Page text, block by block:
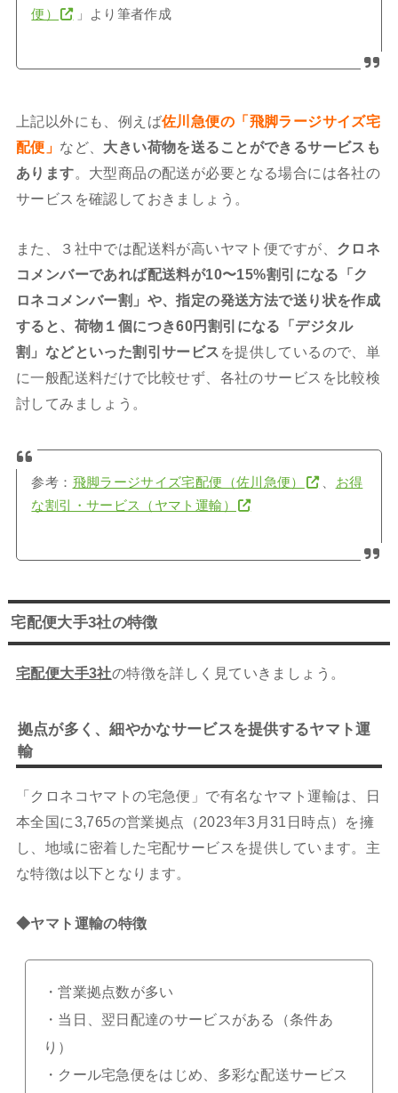
便）
」より筆者作成
上記以外にも、例えば佐川急便の「飛脚ラージサイズ宅
配便」 など、 大きい荷物を送ることができるサービスも
あります。大型商品の配送が必要となる場合には各社の
サービスを確認しておきましょう。
また、３社中では配送料が高いヤマト便ですが、 クロネ
コメンバーであれば配送料が10〜15%割引になる「ク
ロネコメンバー割」や、指定の発送方法で送り状を作成
すると、 荷物１個につき60円割引になる「デジタル
割」などといった割引サービス を提供しているので、単
に一般配送料だけで比較せず、各社のサービスを比較検
討してみましょう。
参考： 飛脚ラージサイズ宅配便（佐川急便） 、 お得
な割引・サービス（ヤマト運輸）
宅配便大手3社の特徴
宅配便大手3社の特徴を詳しく見ていきましょう。
拠点が多く、細やかなサービスを提供するヤマト運
輸
「クロネコヤマトの宅急便」で有名なヤマト運輸は、日
本全国に3,765の営業拠点（2023年3月31日時点）を擁
し、地域に密着した宅配サービスを提供しています。主
な特徴は以下となります。
◆ヤマト運輸の特徴
・営業拠点数が多い
・当日、翌日配達のサービスがある（条件あ
り）
・クール宅急便をはじめ、多彩な配送サービス